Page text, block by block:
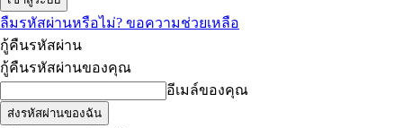
ลืมรหัสผ่านหรือไม่? ขอความช่วยเหลือ
กู้คืนรหัสผ่าน
กู้คืนรหัสผ่านของคุณ
อีเมล์ของคุณ